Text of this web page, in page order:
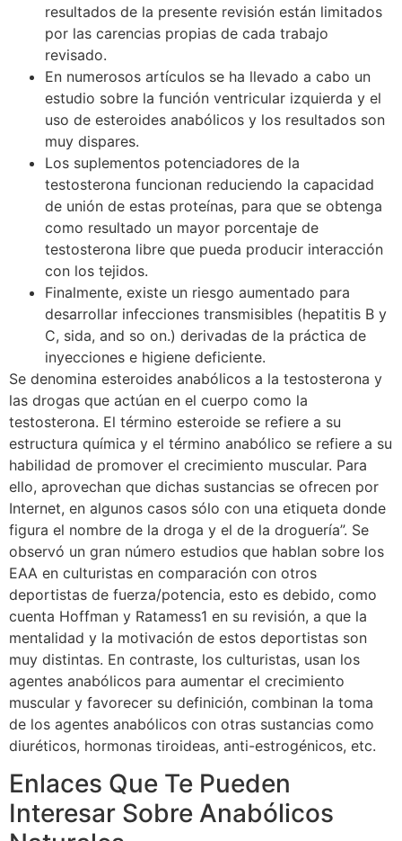
resultados de la presente revisión están limitados
por las carencias propias de cada trabajo
revisado.
En numerosos artículos se ha llevado a cabo un
estudio sobre la función ventricular izquierda y el
uso de esteroides anabólicos y los resultados son
muy dispares.
Los suplementos potenciadores de la
testosterona funcionan reduciendo la capacidad
de unión de estas proteínas, para que se obtenga
como resultado un mayor porcentaje de
testosterona libre que pueda producir interacción
con los tejidos.
Finalmente, existe un riesgo aumentado para
desarrollar infecciones transmisibles (hepatitis B y
C, sida, and so on.) derivadas de la práctica de
inyecciones e higiene deficiente.
Se denomina esteroides anabólicos a la testosterona y
las drogas que actúan en el cuerpo como la
testosterona. El término esteroide se refiere a su
estructura química y el término anabólico se refiere a su
habilidad de promover el crecimiento muscular. Para
ello, aprovechan que dichas sustancias se ofrecen por
Internet, en algunos casos sólo con una etiqueta donde
figura el nombre de la droga y el de la droguería”. Se
observó un gran número estudios que hablan sobre los
EAA en culturistas en comparación con otros
deportistas de fuerza/potencia, esto es debido, como
cuenta Hoffman y Ratamess1 en su revisión, a que la
mentalidad y la motivación de estos deportistas son
muy distintas. En contraste, los culturistas, usan los
agentes anabólicos para aumentar el crecimiento
muscular y favorecer su definición, combinan la toma
de los agentes anabólicos con otras sustancias como
diuréticos, hormonas tiroideas, anti-estrogénicos, etc.
Enlaces Que Te Pueden
Interesar Sobre Anabólicos